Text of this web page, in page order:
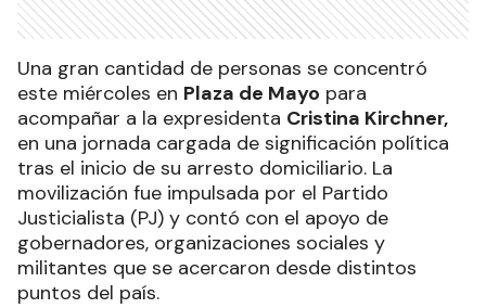
Una gran cantidad de personas se concentró
este miércoles en Plaza de Mayo para
acompañar a la expresidenta Cristina Kirchner,
en una jornada cargada de significación política
tras el inicio de su arresto domiciliario. La
movilización fue impulsada por el Partido
Justicialista (PJ) y contó con el apoyo de
gobernadores, organizaciones sociales y
militantes que se acercaron desde distintos
puntos del país.